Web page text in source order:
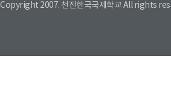
Copyright 2007. 천진한국국제학교 All rights